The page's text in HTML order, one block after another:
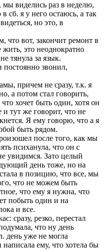
виделись раз в неделю,
сб. я у него остаюсь, а так
но это, в
что вот, закончит ремонт в
это неоднократно
тянула за язык.
постоянно звонил,
причем не сразу, т.к. я
а потом стал говорить,
хочет быть один, хотя он
и тут же говорит, что не
Я ему говорю, что а я
быть рядом.
после того, как мы
психанула, что он с
увидимся. Зато целый
день тоже, но на
в позицию, что все, мы
что не можем быть
что ему я нужна, что
побыть один и на
и все.
сразу, резко, перестал
что ну день
день уже не могла
ему, что хотела бы